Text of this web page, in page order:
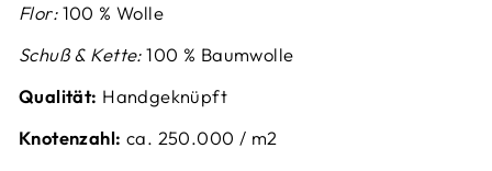
Flor: 100 % Wolle
Schuß & Kette: 100 % Baumwolle
Qualität: Handgeknüpft
Knotenzahl: ca. 250.000 / m2